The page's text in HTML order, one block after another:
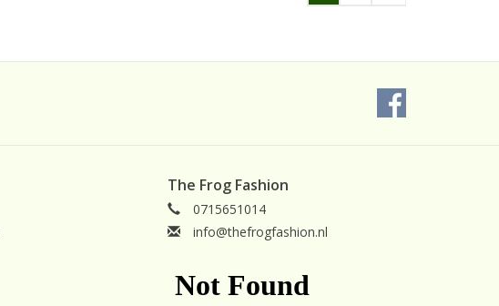
The Frog Fashion
0715651014
info@thefrogfashion.nl